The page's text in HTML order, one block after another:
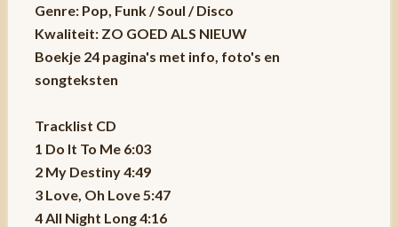
Genre: Pop, Funk / Soul / Disco
Kwaliteit: ZO GOED ALS NIEUW
Boekje 24 pagina's met info, foto's en
songteksten
Tracklist CD
1 Do It To Me 6:03
2 My Destiny 4:49
3 Love, Oh Love 5:47
4 All Night Long 4:16